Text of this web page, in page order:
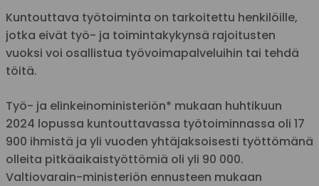
Kuntouttava työtoiminta on tarkoitettu henkilöille,
jotka eivät työ- ja toimintakykynsä rajoitusten
vuoksi voi osallistua työvoimapalveluihin tai tehdä
töitä.
Työ- ja elinkeinoministeriön* mukaan huhtikuun
2024 lopussa kuntouttavassa työtoiminnassa oli 17
900 ihmistä ja yli vuoden yhtäjaksoisesti työttömänä
olleita pitkäaikaistyöttömiä oli yli 90 000.
Valtiovarain-ministeriön ennusteen mukaan